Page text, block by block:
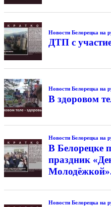
Новости Белорецка на
ДТП с
Новости Белорецка на
В здоровом
Новости Белорецка на
В Белорецке
праздник
Новости Белорецка на